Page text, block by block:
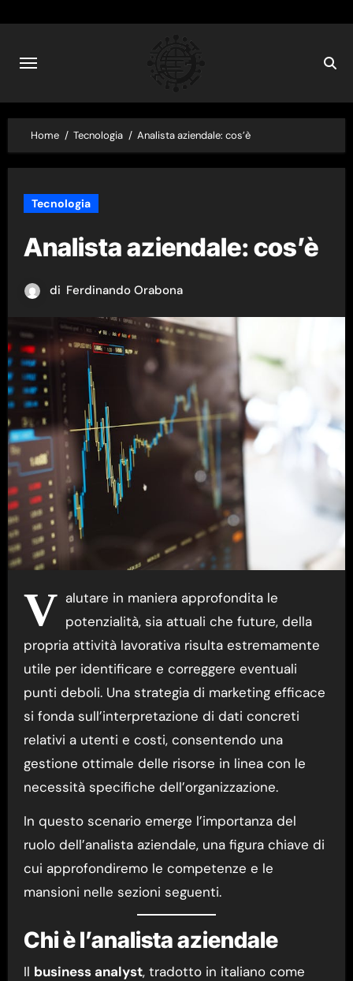
content
Home Tecnologia Analista aziendale: cos’è
Tecnologia
Analista aziendale: cos’è
di Ferdinando Orabona
V alutare in maniera approfondita le
potenzialità, sia attuali che future, della
propria attività lavorativa risulta estremamente
utile per identificare e correggere eventuali
punti deboli. Una strategia di marketing efficace
si fonda sull’interpretazione di dati concreti
relativi a utenti e costi, consentendo una
gestione ottimale delle risorse in linea con le
necessità specifiche dell’organizzazione.
In questo scenario emerge l’importanza del
ruolo dell’analista aziendale, una figura chiave di
cui approfondiremo le competenze e le
mansioni nelle sezioni seguenti.
Chi è l’analista aziendale
Il business analyst, tradotto in italiano come